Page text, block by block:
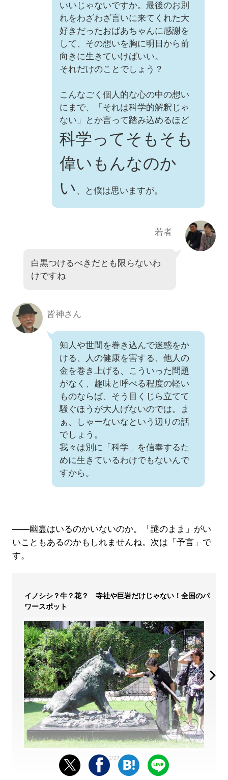
いいじゃないですか。最後のお別
れをわざわざ言いに来てくれた大
好きだったおばあちゃんに感謝を
して、その想いを胸に明日から前
向きに生きていけばいい。
それだけのことでしょう？
こんなごく個人的な心の中の想い
にまで、「それは科学的解釈じゃ
ない」とか言って踏み込めるほど
科学ってそもそも
偉いもんなのか
い 、と僕は思いますが。
若者
白黒つけるべきだとも限らないわ
けですね
皆神さん
知人や世間を巻き込んで迷惑をか
ける、人の健康を害する、他人の
金を巻き上げる、こういった問題
がなく、趣味と呼べる程度の軽い
ものならば、そう目くじら立てて
騒ぐほうが大人げないのでは。ま
ぁ、しゃーないなという辺りの話
でしょう。
我々は別に「科学」を信奉するた
めに生きているわけでもないんで
すから。
――幽霊はいるのかいないのか。「謎のまま」がい
いこともあるのかもしれませんね。次は「予言」で
す。
イノシシ？牛？花？ 寺社や巨岩だけじゃない！全国のパ
ワースポット
1/27